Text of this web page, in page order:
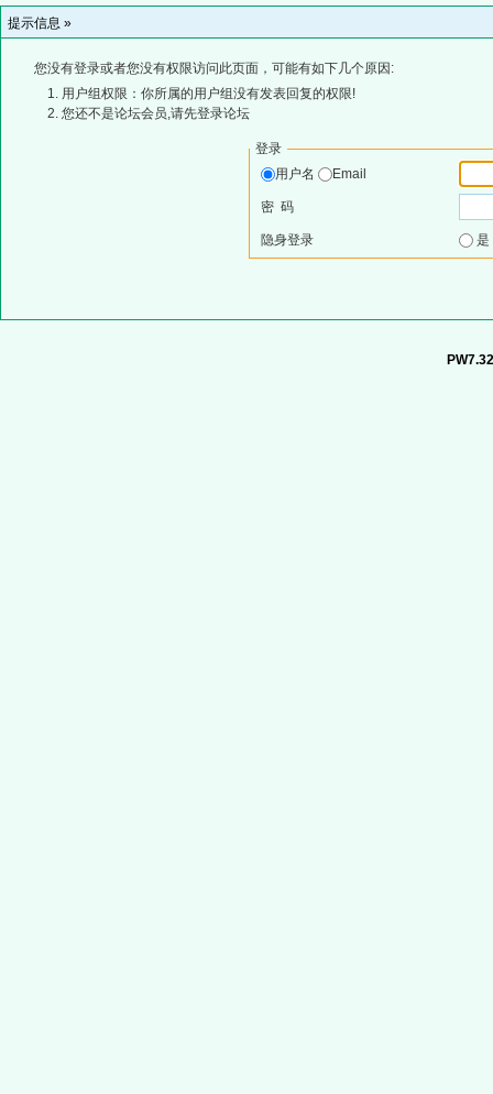
提示信息 »
您没有登录或者您没有权限访问此页面，可能有如下几个原因:
用户组权限：你所属的用户组没有发表回复的权限!
您还不是论坛会员,请先登录论坛
登录
用户名
Email
密 码
隐身登录